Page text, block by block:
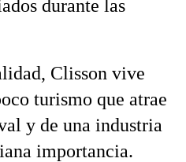
durante las
Clisson vive
turismo que atrae
y de una industria
importancia.